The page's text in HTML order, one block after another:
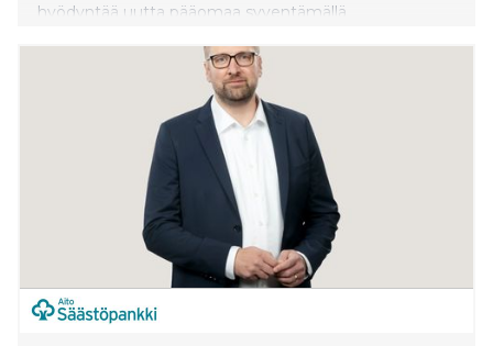
hyödyntää uutta pääomaa syventämällä